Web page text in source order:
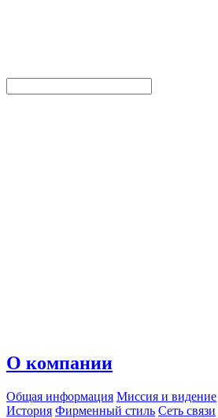
О компании
Общая информация Миссия и видение
История Фирменный стиль Сеть связи